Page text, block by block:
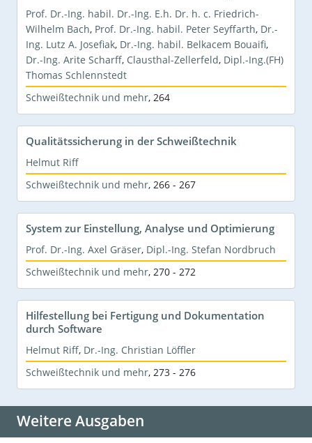
Prof. Dr.-Ing. habil. Dr.-Ing. E.h. Dr. h. c. Friedrich-
Wilhelm Bach, Prof. Dr.-Ing. habil. Peter Seyffarth, Dr.-
Ing. Lutz A. Josefiak, Dr.-Ing. habil. Belkacem Bouaifi,
Dr.-Ing. Arite Scharff, Clausthal-Zellerfeld, Dipl.-Ing.(FH)
Thomas Schlennstedt
Schweißtechnik und mehr, 264
Qualitätssicherung in der Schweißtechnik
Helmut Riff
Schweißtechnik und mehr, 266 - 267
System zur Einstellung, Analyse und Optimierung
Prof. Dr.-Ing. Axel Gräser, Dipl.-Ing. Stefan Nordbruch
Schweißtechnik und mehr, 270 - 272
Hilfestellung bei Fertigung und Dokumentation
durch Software
Helmut Riff, Dr.-Ing. Christian Löffler
Schweißtechnik und mehr, 273 - 276
Weitere Ausgaben